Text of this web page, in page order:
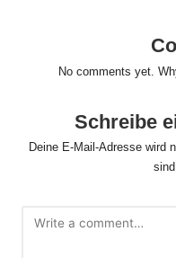
No comments yet.
Schreibe
Deine E-Mail-Adresse wird